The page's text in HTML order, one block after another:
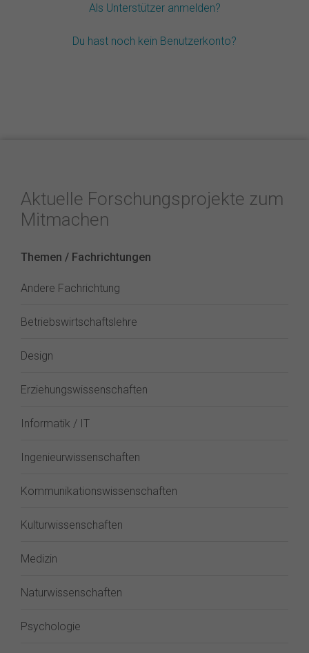
Als Unterstützer anmelden?
Du hast noch kein Benutzerkonto?
Aktuelle Forschungsprojekte zum
Mitmachen
Themen / Fachrichtungen
Andere Fachrichtung
Betriebswirtschaftslehre
Design
Erziehungswissenschaften
Informatik / IT
Ingenieurwissenschaften
Kommunikationswissenschaften
Kulturwissenschaften
Medizin
Naturwissenschaften
Psychologie